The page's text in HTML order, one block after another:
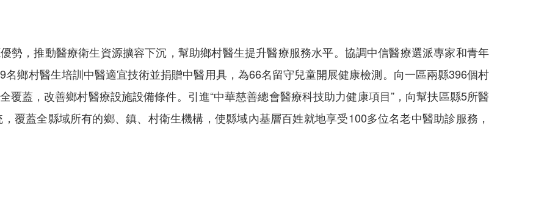
勢，推動醫療衛生資源擴容下沉，幫助鄉村醫生提升醫療服務水平。協調中信醫療選派專家和青年
鄉村醫生培訓中醫適宜技術並捐贈中醫用具，為66名留守兒童開展健康檢測。向一區兩縣396個村
覆蓋，改善鄉村醫療設施設備條件。引進“中華慈善總會醫療科技助力健康項目”，向幫扶區縣5所醫
覆蓋全縣域所有的鄉、鎮、村衛生機構，使縣域內基層百姓就地享受100多位名老中醫助診服務，